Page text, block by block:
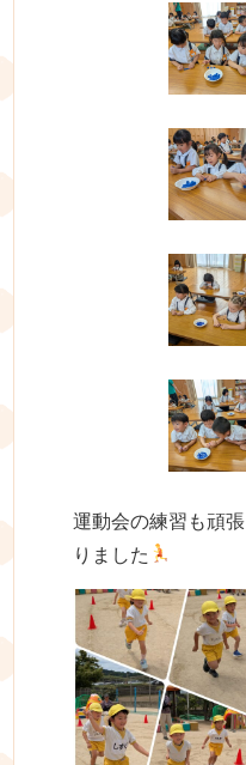
運動会の練習も頑張
りました